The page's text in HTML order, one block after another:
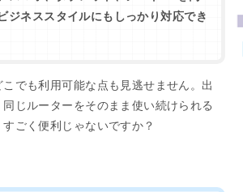
ジネススタイルにもしっかり対応でき
でも利用可能な点も見逃せません。出
じルーターをそのまま使い続けられる
ごく便利じゃないですか？